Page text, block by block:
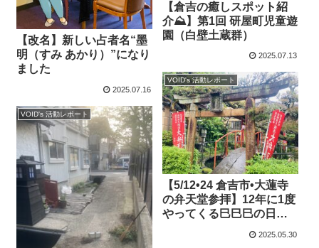
【改名】新しい占者名“墨
明（すみ あかり）”になり
ました
2025.07.16
【倉吉の癒しスポット紹
介⛰️】第1回 研屋町児童遊
園（白壁土蔵群）
2025.07.13
VOID's 活動レポート
【5/12•24 倉吉市•大蓮寺
の弁天堂参拝】12年に1度
やってくる巳巳巳の日🐍
2025.05.30
VOID's 活動レポート